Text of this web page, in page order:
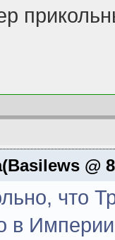
@
что
в